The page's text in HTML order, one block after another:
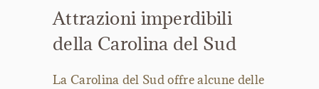
Attrazioni imperdibili
della Carolina del Sud
La Carolina del Sud offre alcune delle